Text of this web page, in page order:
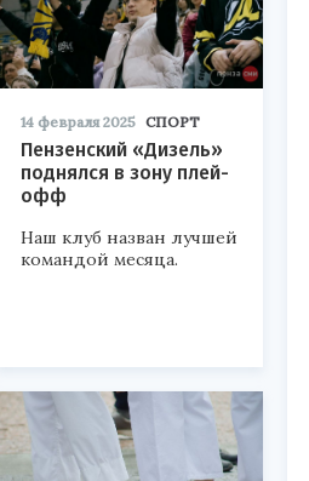
14 февраля 2025 СПОРТ
Пензенский «Дизель»
поднялся в зону плей-
офф
Наш клуб назван лучшей
командой месяца.